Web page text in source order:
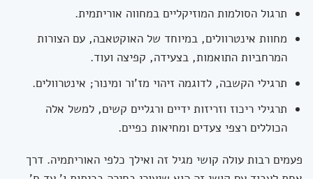
תרגול הסולמות המוזיקליים במחווה אוריתמית.
מחוות אינטרוולים, במיוחד של האוקטאבה, עם הצורות
המרחביות התואמות, בצעידה, קפיצה ועוד.
תרגילי הקשבה, לדוגמה זיהוי מז'ור ומינור; אינטרוולים.
תרגילי ריכוז וזריזות ידיים ורגליים קשים, למשל אלה
הכוללים רצפי צעדים ומחיאות כפיים.
פעמים רבות עולה קושי מגיל זה ואילך כלפי האוריתמיה. דרך